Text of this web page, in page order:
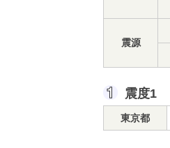
震源
震度1
東京都